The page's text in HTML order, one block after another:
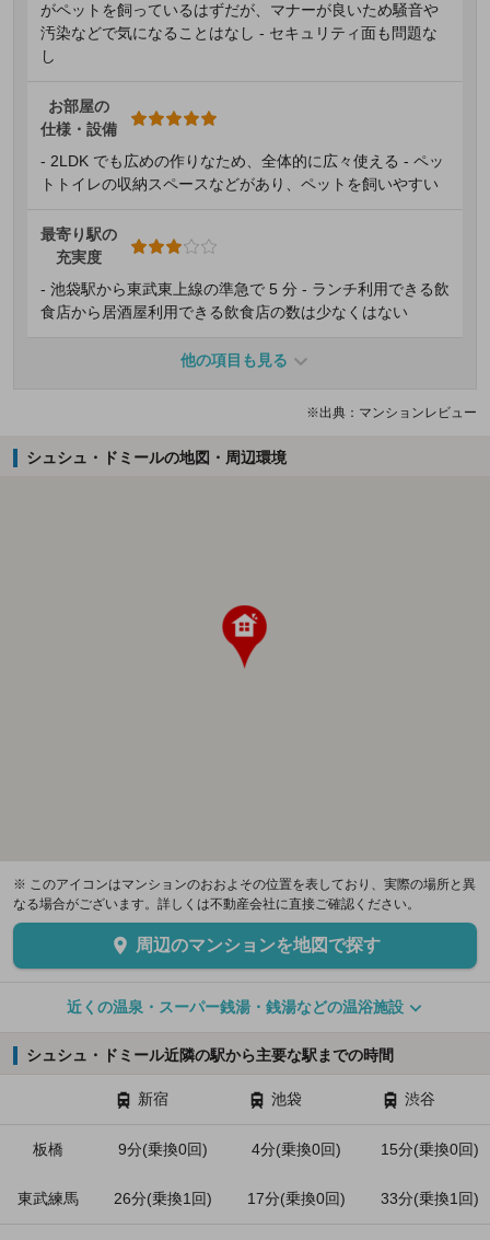
がペットを飼っているはずだが、マナーが良いため騒音や
汚染などで気になることはなし - セキュリティ面も問題な
し
お部屋の
仕様・設備
- 2LDK でも広めの作りなため、全体的に広々使える - ペッ
トトイレの収納スペースなどがあり、ペットを飼いやすい
最寄り駅の
充実度
- 池袋駅から東武東上線の準急で 5 分 - ランチ利用できる飲
食店から居酒屋利用できる飲食店の数は少なくはない
他の項目も見る
※出典：マンションレビュー
シュシュ・ドミールの地図・周辺環境
※ このアイコンはマンションのおおよその位置を表しており、実際の場所と異
なる場合がございます。詳しくは不動産会社に直接ご確認ください。
周辺のマンションを地図で探す
近くの温泉・スーパー銭湯・銭湯などの温浴施設
シュシュ・ドミール近隣の駅から主要な駅までの時間
新宿 池袋 渋谷
板橋 9分(乗換0回) 4分(乗換0回) 15分(乗換0回)
東武練馬 26分(乗換1回) 17分(乗換0回) 33分(乗換1回)